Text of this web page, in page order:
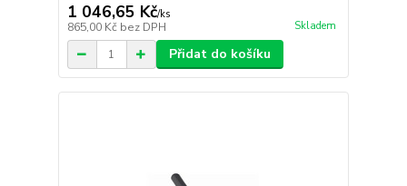
1 046,65 Kč/ks
865,00 Kč bez DPH Skladem
Přidat do košíku